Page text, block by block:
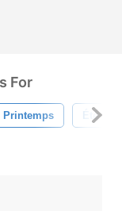
For
Printemps Été